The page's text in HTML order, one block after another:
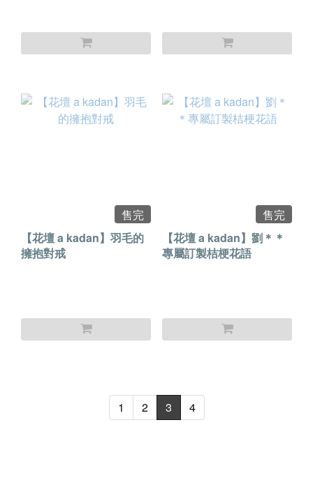
售完
【花壇 a kadan】羽毛的
擁抱對戒
售完
【花壇 a kadan】劉＊＊
專屬訂製桔梗花語
1 2 3 4